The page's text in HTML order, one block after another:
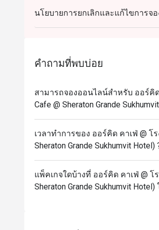
ผู้ใหญ่: 1,600++ บาท ต่อท่าน
เด็ก (อายุ 3 – 12 ปี): 800++ บาท
บุฟเฟ่ต์นานาชาติมื้อกลางวัน | วัน
เด็ก (อายุ 3 – 12 ปี): 950++ บาท
ผู้ใหญ่: 1,950++ บาท ต่อท่าน
เด็ก (อายุ 3 – 12 ปี): 975++ บาท
ท่าน
เด็ก (3 – 12 ปี): 1,225++ บาท ต่อ
ส่วนลดใช้ได้เฉพาะราคาบุฟเฟ่
Frequently Asked Questions
นโยบายการยกเลิกและแก้ไขการจอ
คำถามที่พบบ่อย
สามารถจองออนไลน์สำหรับ ออร์คิ
Cafe @ Sheraton Grande
เวลาทำการของ ออร์คิด คาเฟ่ @ โ
Sheraton Grande Sukhumvit Hotel)
แพ็คเกจใดบ้างที่ ออร์คิด คาเฟ่ @ โ
Sheraton Grande Sukhumvit